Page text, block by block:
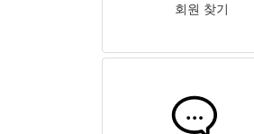
회원 찾기